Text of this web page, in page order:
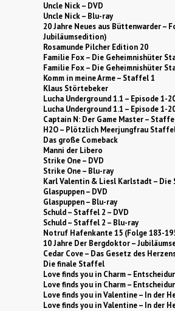
Uncle Nick – DVD
Uncle Nick – Blu-ray
20 Jahre Neues aus Büttenwarder –
Jubiläumsedition)
Rosamunde Pilcher Edition 20
Familie Fox – Die Geheimnishüter
Familie Fox – Die Geheimnishüter
Komm in meine Arme – Staffel 1
Klaus Störtebeker
Lucha Underground 1.1 – Episode 1-
Lucha Underground 1.1 – Episode 1-
Captain N: Der Game Master –
H2O – Plötzlich Meerjungfrau
Das große Comeback
Manni der Libero
Strike One – DVD
Strike One – Blu-ray
Karl Valentin & Liesl Karlstadt – Die
Glaspuppen – DVD
Glaspuppen – Blu-ray
Schuld – Staffel 2 – DVD
Schuld – Staffel 2 – Blu-ray
Notruf Hafenkante 15 (Folge 183-
10 Jahre Der Bergdoktor –
Cedar Cove – Das Gesetz des
Die finale Staffel
Love finds you in Charm –
Love finds you in Charm –
Love finds you in Valentine – In der
Love finds you in Valentine – In der